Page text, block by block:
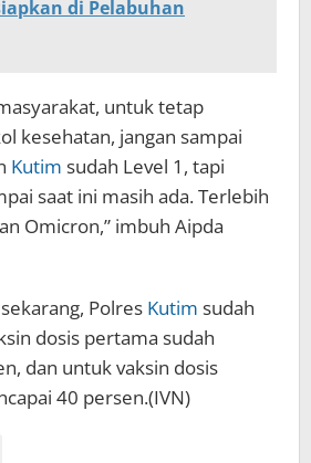
di Pelabuhan
untuk tetap
kesehatan, jangan sampai
Kutim sudah Level 1, tapi
saat ini masih ada. Terlebih
Omicron,” imbuh Aipda
Polres Kutim sudah
dosis pertama sudah
dan untuk vaksin dosis
40 persen.(IVN)